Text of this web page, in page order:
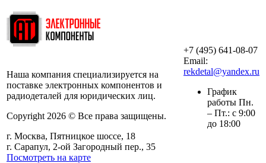
Наша компания специализируется на
поставке электронных компонентов и
радиодеталей для юридических лиц.
Copyright 2026 © Все права защищены.
г. Москва, Пятницкое шоссе, 18
г. Сарапул, 2-ой Загородный пер., 35
Посмотреть на карте
+7 (495) 641-08-07
Email:
rekdetal@yandex.ru
График
работы Пн.
– Пт.: с 9:00
до 18:00